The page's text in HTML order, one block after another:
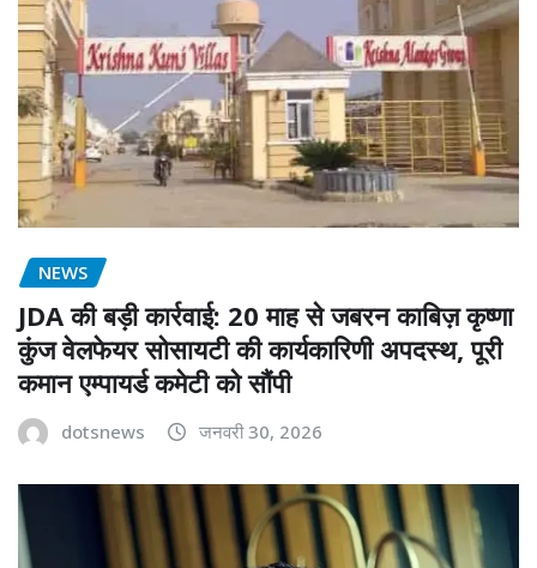
NEWS
JDA की बड़ी कार्रवाई: 20 माह से जबरन काबिज़ कृष्णा
कुंज वेलफेयर सोसायटी की कार्यकारिणी अपदस्थ, पूरी
कमान एम्पायर्ड कमेटी को सौंपी
dotsnews जनवरी 30, 2026